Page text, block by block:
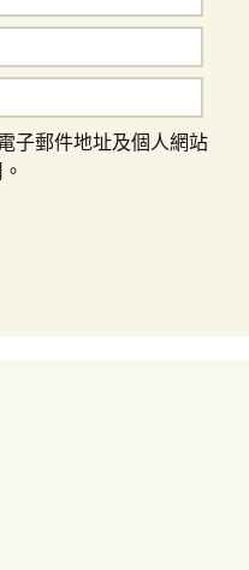
子郵件地址及個人網站